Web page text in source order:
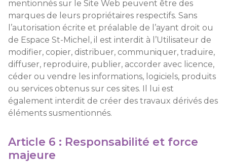
mentionnés sur le Site Web peuvent être des
marques de leurs propriétaires respectifs. Sans
l’autorisation écrite et préalable de l’ayant droit ou
de Espace St-Michel, il est interdit à l’Utilisateur de
modifier, copier, distribuer, communiquer, traduire,
diffuser, reproduire, publier, accorder avec licence,
céder ou vendre les informations, logiciels, produits
ou services obtenus sur ces sites. Il lui est
également interdit de créer des travaux dérivés des
éléments susmentionnés.
Article 6 : Responsabilité et force
majeure